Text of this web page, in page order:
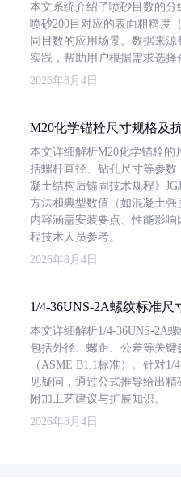
本文系统介绍了喷砂目数的
喷砂200目对应的表面粗糙度
同目数的应用场景。数据来源
实践，帮助用户根据需求选择
2026年8月4日
M20化学锚栓尺寸规格及
本文详细解析M20化学锚栓的
括螺杆直径、钻孔尺寸等参
凝土结构后锚固技术规程》
方法和典型数值（如混凝土强
内容涵盖安装要点、性能影
程技术人员参考。
2026年8月4日
1/4-36UNS-2A螺纹标准尺
本文详细解析1/4-36UNS-2A
包括外径、螺距、公差等关
（ASME B1.1标准）。针对
见疑问，通过公式推导给出
附加工艺建议与扩展知识。
2026年8月4日